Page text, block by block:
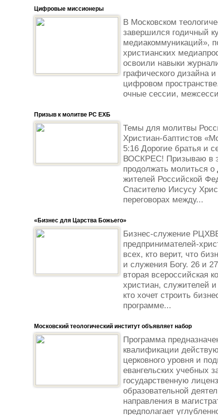
Цифровые миссионеры
В Московском
завершился годичный
медиакоммуникаций»,
христианских
освоили навыки
графического дизайна
цифровом
очные сессии,
Призыв к молитве РС ЕХБ
Темы для молитвы
Христиан-баптистов
5:16 Дорогие братья
ВОСКРЕС! Призываю в
продолжать
жителей Российской
Спасителю Иисусу
переговорах между...
«Бизнес для Царства Божьего»
Бизнес-служение
предпринимателей-
всех, кто верит, что
и служения Богу. 26 и
вторая всероссийская
христиан, служителей
кто хочет строить
программе...
Московский теологический институт объявляет набор
Программа
квалификации
церковного уровня и
евангельских учебных
государственную
образовательной
направления в
предполагает